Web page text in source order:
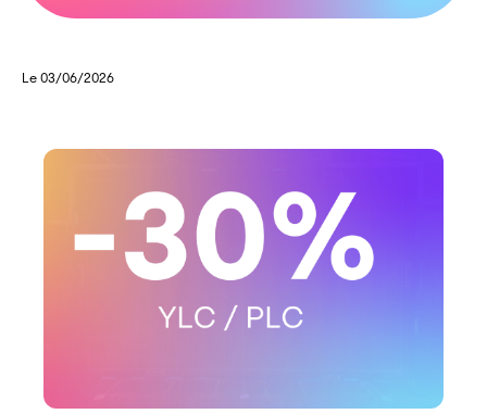
Le 03/06/2026